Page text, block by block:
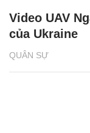
QUÂN SỰ
Video UAV
của Ukraine